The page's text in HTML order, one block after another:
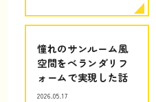
憧れのサンルーム風
空間をベランダリフ
ォームで実現した話
2026.05.17